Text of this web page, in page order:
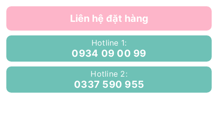
Liên hệ đặt hàng
Hotline 1:
0934 09 00 99
Hotline 2:
0337 590 955